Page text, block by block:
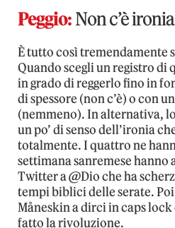
Peggio:Non c’è ironia
È tutto così tremendamente
Quando scegli un registro di
in grado di reggerlo fino in
di spessore (non c’è) o con
(nemmeno). In alternativa,
un po’ di senso dell’ironia
totalmente. I quattro ne
settimana sanremese hanno
Twitter a @Dio che ha
tempi biblici delle serate.
Måneskin a dirci in caps lock
fatto la rivoluzione.